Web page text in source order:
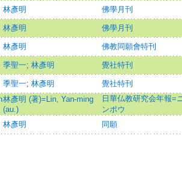
林彥明 佛學月刊
林彥明 佛學月刊
林彥明 佛教同願會特刊
季聖一; 林彥明 覺社特刊
季聖一; 林彥明
覺社特刊
林彥明 (著)=Lin, Yan-ming
(au.)
日華仏教研究会年報=
ンポウ
林彥明 同願